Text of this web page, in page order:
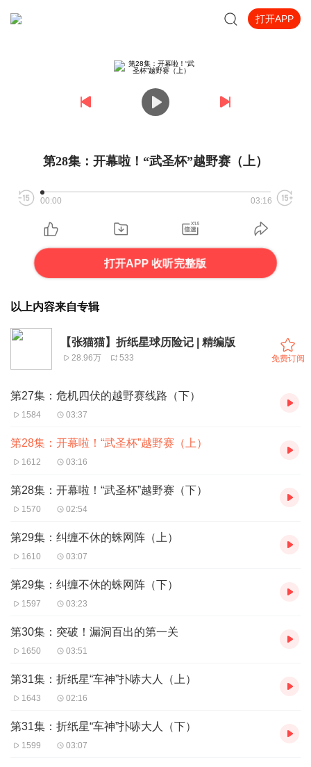
打开APP
第28集：开幕啦！“武圣杯”越野赛（上）
00:00 03:16
打开APP 收听完整版
以上内容来自专辑
【张猫猫】折纸星球历险记 | 精编版
28.96万 533 免费订阅
第27集：危机四伏的越野赛线路（下）
1584 03:37
第28集：开幕啦！“武圣杯”越野赛（上）
1612 03:16
第28集：开幕啦！“武圣杯”越野赛（下）
1570 02:54
第29集：纠缠不休的蛛网阵（上）
1610 03:07
第29集：纠缠不休的蛛网阵（下）
1597 03:23
第30集：突破！漏洞百出的第一关
1650 03:51
第31集：折纸星“车神”扑哧大人（上）
1643 02:16
第31集：折纸星“车神”扑哧大人（下）
1599 03:07